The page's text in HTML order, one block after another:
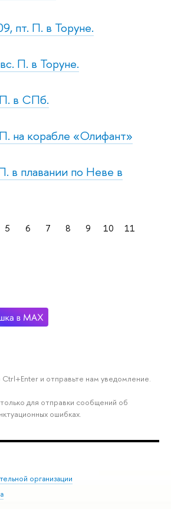
пт. П. в Торуне.
П. в Торуне.
в СПб.
на корабле «Олифант»
в плавании по Неве в
5 6 7 8 9 10 11
и отправьте нам уведомление.
для отправки сообщений об
ошибках.
организации